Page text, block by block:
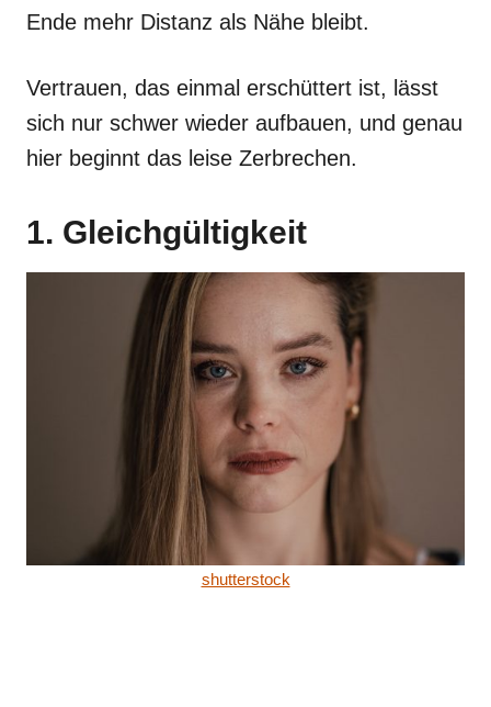
Ende mehr Distanz als Nähe bleibt.
Vertrauen, das einmal erschüttert ist, lässt
sich nur schwer wieder aufbauen, und genau
hier beginnt das leise Zerbrechen.
1. Gleichgültigkeit
shutterstock